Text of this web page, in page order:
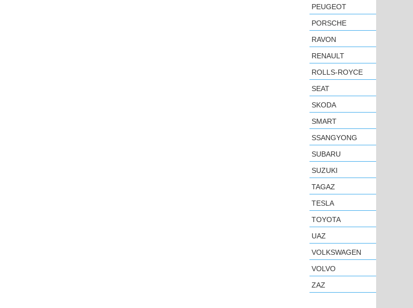
PEUGEOT
PORSCHE
RAVON
RENAULT
ROLLS-ROYCE
SEAT
SKODA
SMART
SSANGYONG
SUBARU
SUZUKI
TAGAZ
TESLA
TOYOTA
UAZ
VOLKSWAGEN
VOLVO
ZAZ